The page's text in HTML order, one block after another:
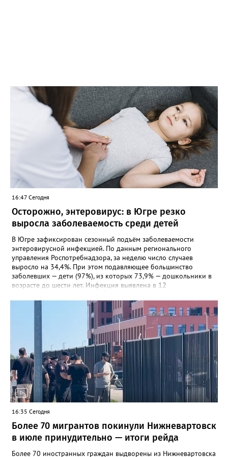
16:47 Сегодня
Осторожно, энтеровирус: в Югре резко
выросла заболеваемость среди детей
В Югре зафиксирован сезонный подъём заболеваемости
энтеровирусной инфекцией. По данным регионального
управления Роспотребнадзора, за неделю число случаев
выросло на 34,4%. При этом подавляющее большинство
заболевших — дети (97%), из которых 73,9% — дошкольники в
возрасте до шести лет. Инфекция выявлена в 12
Нижневартовск, Мегион, Нягань, Лангепас, Радужный, а также
Нижневартовский, Октябрьский, Советский, Сургутский и
Ханты-Мансийский районы. В большинстве случаев болезнь
проявляется в виде высыпаний на слизистой рта и
конечностях. На долю энтеровирусного менингита приходится
5,6% случаев. Лабораторные исследования подтвердили
циркуляцию нескольких типов вирусов Коксаки и эховирусов.
Специалисты напоминают о важности соблюдения правил
личной гигиены и рекомендуют при первых симптомах
обращаться к врачу.
16:35 Сегодня
Более 70 мигрантов покинули Нижневартовск
в июле принудительно — итоги рейда
Более 70 иностранных граждан выдворены из Нижневартовска